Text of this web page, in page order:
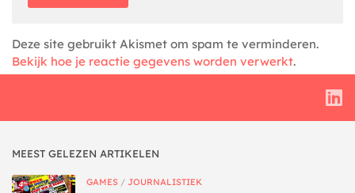
Deze site gebruikt Akismet om spam te verminderen.
Bekijk hoe je reactie gegevens worden verwerkt.
MEEST GELEZEN ARTIKELEN
GAMES / JOURNALISTIEK